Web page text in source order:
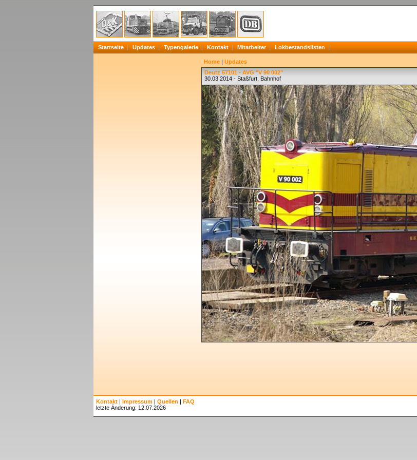
Startseite Updates Typengalerie Kontakt Mitarbeiter Lokbestandslisten
Home | Updates
Deutz 57101 - AVG "V 90 002"
30.03.2014 - Staßfurt, Bahnhof
Kontakt | Impressum | Quellen | FAQ
letzte Änderung: 12.07.2026